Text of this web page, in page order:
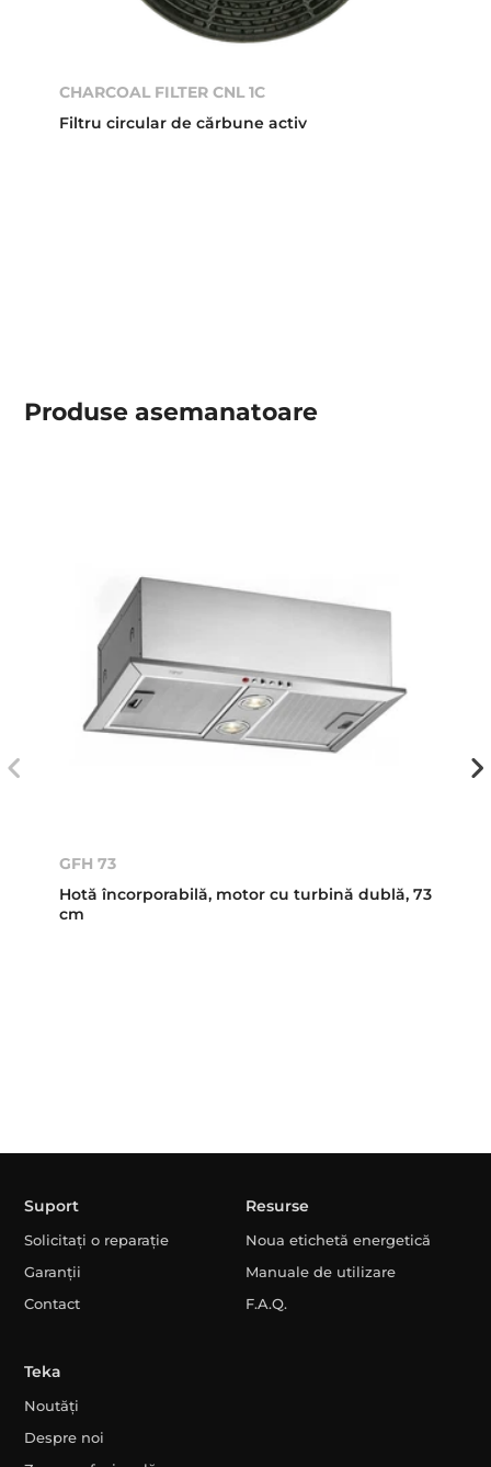
CHARCOAL FILTER CNL 1C
Filtru circular de cărbune activ
Produse asemanatoare
GFH 73
Hotă încorporabilă, motor cu turbină dublă, 73
cm
Suport
Solicitați o reparație
Garanții
Contact
Resurse
Noua etichetă energetică
Manuale de utilizare
F.A.Q.
Teka
Noutăți
Despre noi